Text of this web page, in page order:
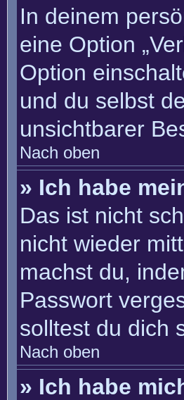
In deinem
eine Option
Option
und du selbst
unsichtbarer
Nach oben
» Ich habe
Das ist nicht
nicht wieder
machst du,
Passwort
solltest du dich
Nach oben
» Ich habe